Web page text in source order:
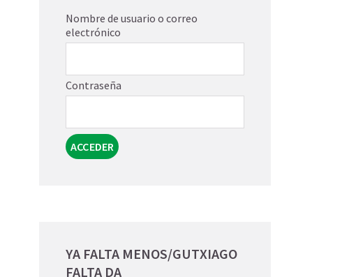
Nombre de usuario o correo
electrónico
Contraseña
YA FALTA MENOS/GUTXIAGO
FALTA DA